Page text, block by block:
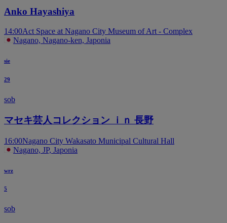
Anko Hayashiya
14:00Act Space at Nagano City Museum of Art - Complex
Nagano, Nagano-ken, Japonia
sie
29
sob
マセキ芸人コレクション ｉｎ 長野
16:00Nagano City Wakasato Municipal Cultural Hall
Nagano, JP, Japonia
wrz
5
sob